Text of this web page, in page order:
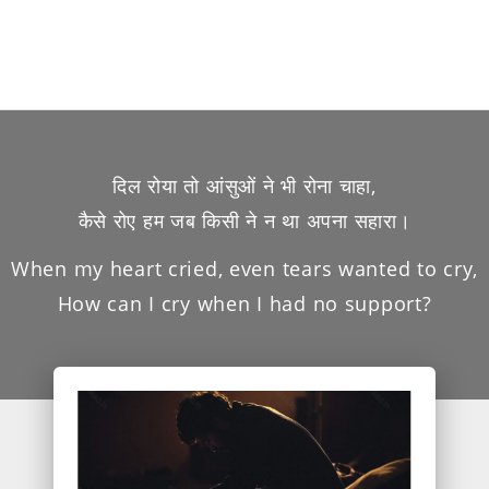
दिल रोया तो आंसुओं ने भी रोना चाहा,
कैसे रोए हम जब किसी ने न था अपना सहारा।
When my heart cried, even tears wanted to cry,
How can I cry when I had no support?